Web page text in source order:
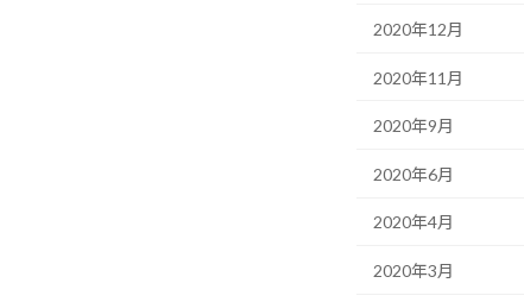
2020年12月
2020年11月
2020年9月
2020年6月
2020年4月
2020年3月